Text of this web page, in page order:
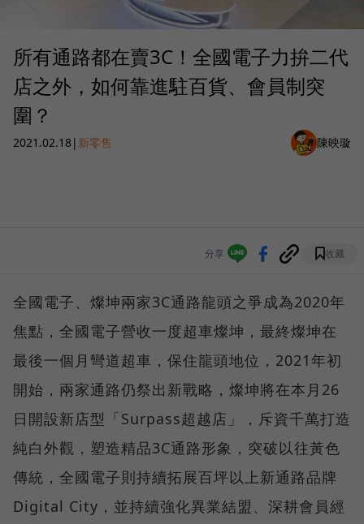
所有通路都在賣3C！全國電子力拚二代
店之外，如何靠進駐百貨、會員制突
圍？
2021.02.18| 新零售 陳映璇
分享 收藏
全國電子、燦坤兩家3C通路龍頭之爭成為2020年
焦點，全國電子營收一度超車燦坤，最終燦坤在
最後一個月彎道超車，保住龍頭地位，2021年初
開始，兩家通路仍祭出新戰略，燦坤將在本月26
日開設新店型「Surpass超越店」，斥資千萬打造
純白外觀，塑造精品3C通路形象，突破以往黃色
傳統，全國電子則持續拓展百坪以上新通路品牌
Digital City，並持續強化異業結盟、深耕會員經